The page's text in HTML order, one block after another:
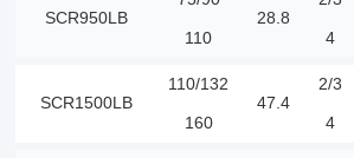
SCR950LB
28.8
110
4
SCR1500LB
110/132
47.4
2/3
160
4